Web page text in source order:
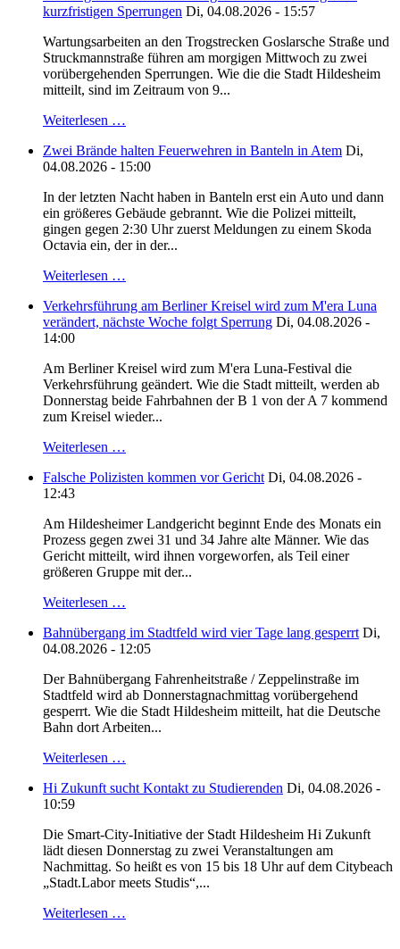
kurzfristigen Sperrungen Di, 04.08.2026 - 15:57
Wartungsarbeiten an den Trogstrecken Goslarsche Straße und
Struckmannstraße führen am morgigen Mittwoch zu zwei
vorübergehenden Sperrungen. Wie die die Stadt Hildesheim
mitteilt, sind im Zeitraum von 9...
Weiterlesen …
Zwei Brände halten Feuerwehren in Banteln in Atem Di,
04.08.2026 - 15:00
In der letzten Nacht haben in Banteln erst ein Auto und dann
ein größeres Gebäude gebrannt. Wie die Polizei mitteilt,
gingen gegen 2:30 Uhr zuerst Meldungen zu einem Skoda
Octavia ein, der in der...
Weiterlesen …
Verkehrsführung am Berliner Kreisel wird zum M'era Luna
verändert, nächste Woche folgt Sperrung Di, 04.08.2026 -
14:00
Am Berliner Kreisel wird zum M'era Luna-Festival die
Verkehrsführung geändert. Wie die Stadt mitteilt, werden ab
Donnerstag beide Fahrbahnen der B 1 von der A 7 kommend
zum Kreisel wieder...
Weiterlesen …
Falsche Polizisten kommen vor Gericht Di, 04.08.2026 -
12:43
Am Hildesheimer Landgericht beginnt Ende des Monats ein
Prozess gegen zwei 31 und 34 Jahre alte Männer. Wie das
Gericht mitteilt, wird ihnen vorgeworfen, als Teil einer
größeren Gruppe mit der...
Weiterlesen …
Bahnübergang im Stadtfeld wird vier Tage lang gesperrt Di,
04.08.2026 - 12:05
Der Bahnübergang Fahrenheitstraße / Zeppelinstraße im
Stadtfeld wird ab Donnerstagnachmittag vorübergehend
gesperrt. Wie die Stadt Hildesheim mitteilt, hat die Deutsche
Bahn dort Arbeiten...
Weiterlesen …
Hi Zukunft sucht Kontakt zu Studierenden Di, 04.08.2026 -
10:59
Die Smart-City-Initiative der Stadt Hildesheim Hi Zukunft
lädt diesen Donnerstag zu zwei Veranstaltungen am
Nachmittag. So heißt es von 15 bis 18 Uhr auf dem Citybeach
„Stadt.Labor meets Studis“,...
Weiterlesen …